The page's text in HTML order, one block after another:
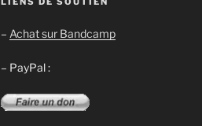
– Achat sur Bandcamp
– PayPal :